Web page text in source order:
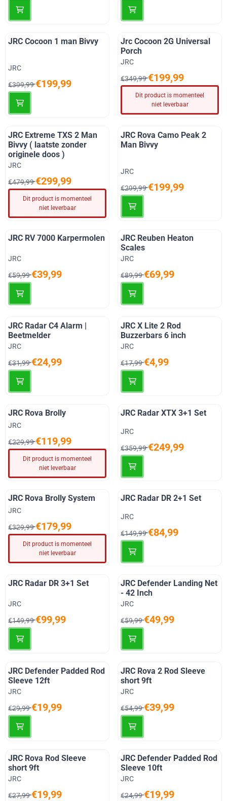
JRC Cocoon 1 man Bivvy
Merk:
JRC
Van 399,99 voor 199,99
€399,99€199,99
Jrc Cocoon 2G Universal
Porch
Merk:
JRC
Van 349,99 voor 199,99
€349,99€199,99
Dit product is momenteel
niet leverbaar
JRC Extreme TXS 2 Man
Bivvy ( laatste zonder
originele doos )
Merk:
JRC
Van 479,99 voor 299,99
€479,99€299,99
Dit product is momenteel
niet leverbaar
JRC Rova Camo Peak 2
Man Bivvy
Merk:
JRC
Van 299,99 voor 199,99
€299,99€199,99
JRC RV 7000 Karpermolen
Merk:
JRC
Van 59,99 voor 39,99
€59,99€39,99
JRC Reuben Heaton
Scales
Merk:
JRC
Van 89,99 voor 69,99
€89,99€69,99
JRC Radar C4 Alarm |
Beetmelder
Merk:
JRC
Van 31,99 voor 24,99
€31,99€24,99
JRC X Lite 2 Rod
Buzzerbars 6 inch
Merk:
JRC
Van 17,99 voor 4,99
€17,99€4,99
JRC Rova Brolly
Merk:
JRC
Van 229,99 voor 119,99
€229,99€119,99
Dit product is momenteel
niet leverbaar
JRC Radar XTX 3+1 Set
Merk:
JRC
Van 359,99 voor 249,99
€359,99€249,99
JRC Rova Brolly System
Merk:
JRC
Van 329,99 voor 179,99
€329,99€179,99
Dit product is momenteel
niet leverbaar
JRC Radar DR 2+1 Set
Merk:
JRC
Van 149,99 voor 84,99
€149,99€84,99
JRC Radar DR 3+1 Set
Merk:
JRC
Van 149,99 voor 99,99
€149,99€99,99
JRC Defender Landing Net
- 42 Inch
Merk:
JRC
Van 59,99 voor 49,99
€59,99€49,99
JRC Defender Padded Rod
Sleeve 12ft
Merk:
JRC
Van 29,99 voor 19,99
€29,99€19,99
JRC Rova 2 Rod Sleeve
short 9ft
Merk:
JRC
Van 54,99 voor 39,99
€54,99€39,99
JRC Rova Rod Sleeve
short 9ft
Merk:
JRC
Van 27,99 voor 19,99
€27,99€19,99
JRC Defender Padded Rod
Sleeve 10ft
Merk:
JRC
Van 24,99 voor 19,99
€24,99€19,99